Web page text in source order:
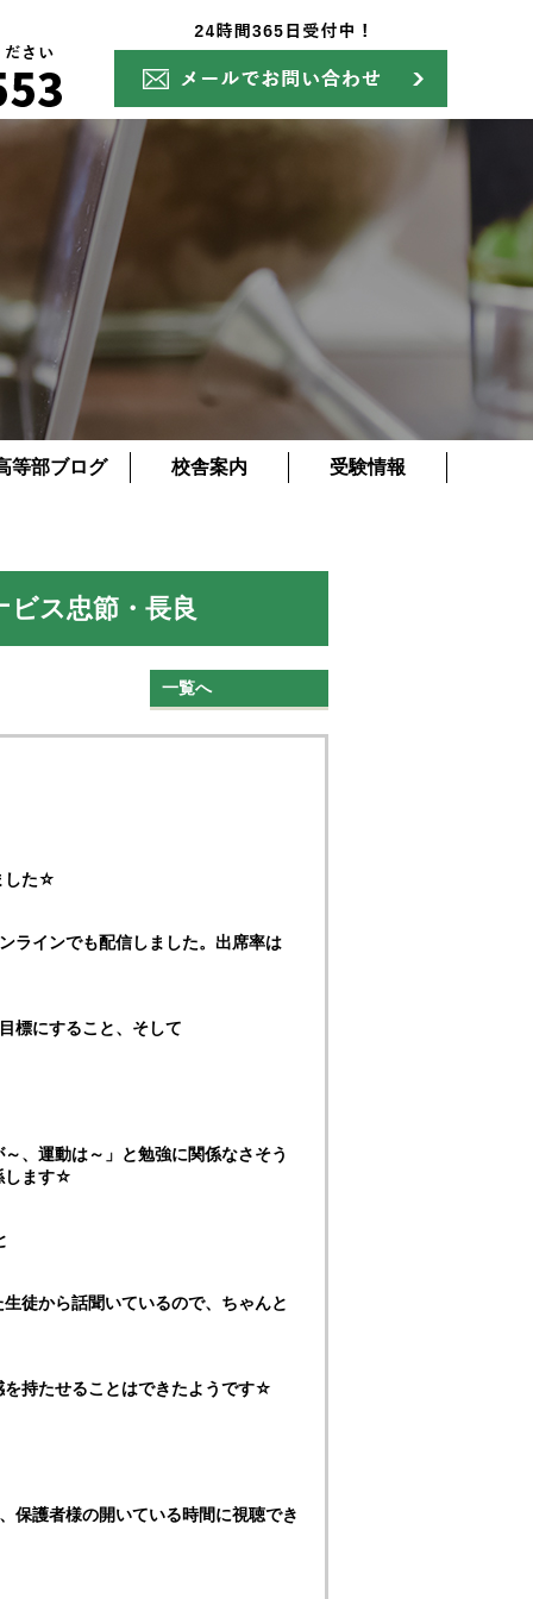
等部ブログ 校舎案内 受験情報
ス忠節・長良
一覧へ
した☆
ラインでも配信しました。出席率は
標にすること、そして
、運動は～」と勉強に関係なさそう
します☆
徒から話聞いているので、ちゃんと
持たせることはできたようです☆
保護者様の開いている時間に視聴でき